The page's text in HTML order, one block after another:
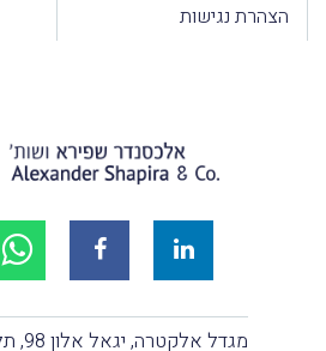
הצהרת נגישות
מגדל אלקטרה, יגאל אלון 98, תל-אביב 6789141